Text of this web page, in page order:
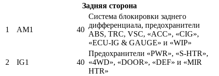
Задняя сторона
1 AM1 40
Система блокировки заднего
дифференциала, предохранители
ABS, TRC, VSC, «ACC», «CIG»,
«ECU-IG & GAUGE» и «WIP»
2 IG1 40
Предохранители «PWR», «S-HTR»,
«4WD», «DOOR», «DEF» и «MIR
HTR»